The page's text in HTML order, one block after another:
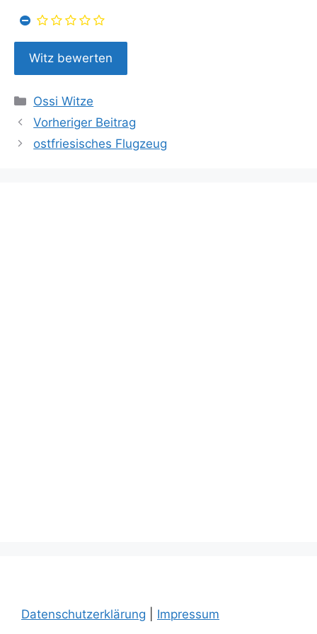
Kategorien
Ossi Witze
Vorheriger Beitrag
ostfriesisches Flugzeug
Datenschutzerklärung Impressum